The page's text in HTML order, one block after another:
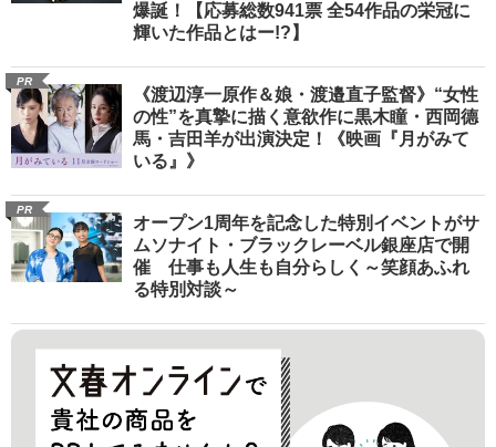
爆誕！【応募総数941票 全54作品の栄冠に
輝いた作品とはー!?】
PR
《渡辺淳一原作＆娘・渡邉直子監督》“女性
の性”を真摯に描く意欲作に黒木瞳・西岡德
馬・吉田羊が出演決定！《映画『月がみて
いる』》
PR
オープン1周年を記念した特別イベントがサ
ムソナイト・ブラックレーベル銀座店で開
催 仕事も人生も自分らしく～笑顔あふれ
る特別対談～